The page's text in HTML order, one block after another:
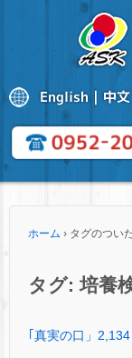
ホーム › タグのつい
タグ:培養
｢真実の口」